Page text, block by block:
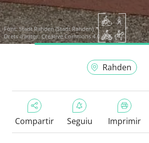
Font:Stadt Rahden (Stadt Rahden)
Drets d'autor: Creative Commons 4.0
Rahden
Compartir Seguiu Imprimir